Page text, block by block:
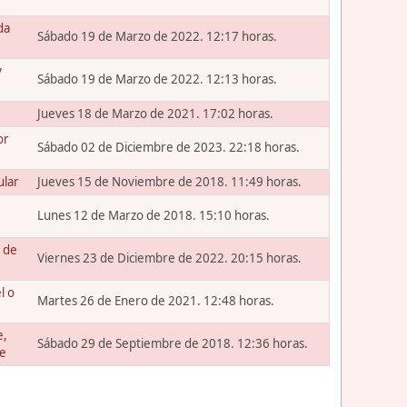
Sábado 19 de Marzo de 2022. 12:17 horas.
Sábado 19 de Marzo de 2022. 12:13 horas.
Jueves 18 de Marzo de 2021. 17:02 horas.
Sábado 02 de Diciembre de 2023. 22:18 horas.
Jueves 15 de Noviembre de 2018. 11:49 horas.
Lunes 12 de Marzo de 2018. 15:10 horas.
Viernes 23 de Diciembre de 2022. 20:15 horas.
o Martes 26 de Enero de 2021. 12:48 horas.
Sábado 29 de Septiembre de 2018. 12:36 horas.